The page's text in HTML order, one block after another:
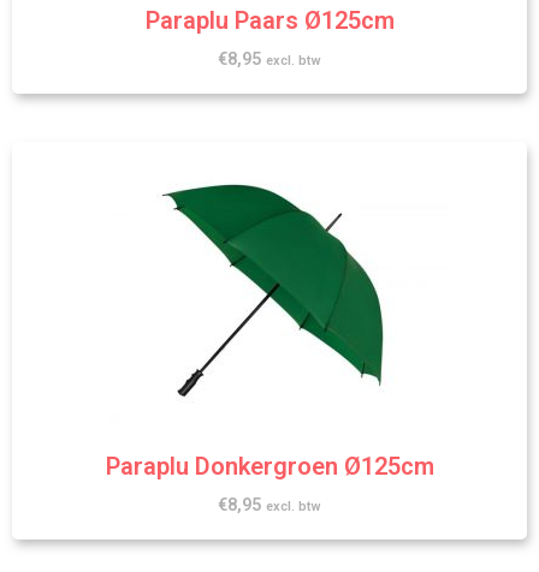
Paraplu Paars Ø125cm
€8,95 excl. btw
Paraplu Donkergroen Ø125cm
€8,95 excl. btw